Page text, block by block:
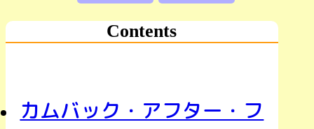
Contents
カムバック・アフター・フ